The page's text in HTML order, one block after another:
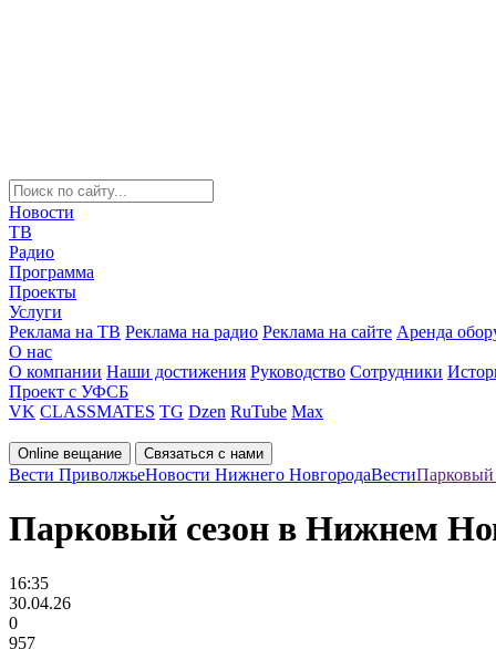
Новости
ТВ
Радио
Программа
Проекты
Услуги
Реклама на ТВ Реклама на радио Реклама на сайте Аренда
О нас
О компании Наши достижения Руководство Сотрудники
Проект с УФСБ
VK CLASSMATES TG Dzen RuTube Max
Online вещание Связаться с нами
Вести ПриволжьеНовости Нижнего НовгородаВестиПарковый
Парковый сезон в Нижнем
16:35
30.04.26
0
957